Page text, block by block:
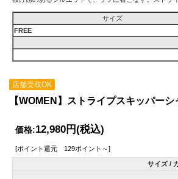
サイズ
FREE
店舗受取OK
【WOMEN】ストライプスキッパーシ
価格:12,980円(税込)
[ポイント還元 129ポイント～]
サイズ /